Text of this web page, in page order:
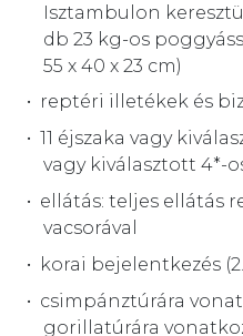
Isztambulon
db 23 kg-os
55 x 40 x 23 cm)
reptéri illetékek és
11 éjszaka vagy
vagy kiválasztott 4*-
ellátás: teljes ellátás
vacsorával
korai bejelentkezés
csimpánztúrára
gorillatúrára